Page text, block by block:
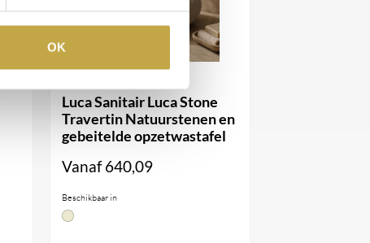
OK
Luca Sanitair Luca Stone
Travertin Natuurstenen en
gebeitelde opzetwastafel
Vanaf640,09
Beschikbaar in